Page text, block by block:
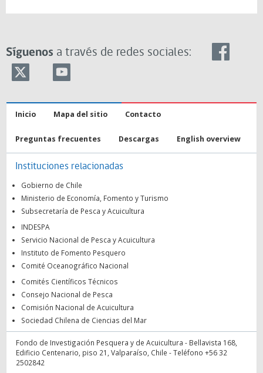
Síguenos a través de redes sociales:
Inicio Mapa del sitio Contacto
Preguntas frecuentes Descargas English overview
Instituciones relacionadas
Gobierno de Chile
Ministerio de Economía, Fomento y Turismo
Subsecretaría de Pesca y Acuicultura
INDESPA
Servicio Nacional de Pesca y Acuicultura
Instituto de Fomento Pesquero
Comité Oceanográfico Nacional
Comités Científicos Técnicos
Consejo Nacional de Pesca
Comisión Nacional de Acuicultura
Sociedad Chilena de Ciencias del Mar
Fondo de Investigación Pesquera y de Acuicultura - Bellavista 168,
Edificio Centenario, piso 21, Valparaíso, Chile - Teléfono +56 32
2502842